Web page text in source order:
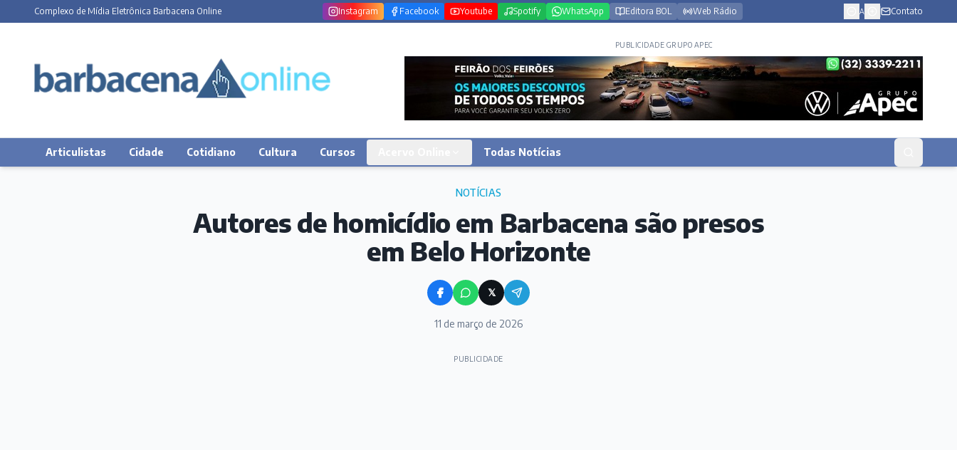
Complexo de Mídia Eletrônica Barbacena Online Instagram Facebook Youtube Spotify WhatsApp Editora BOL Web Rádio A Contato
PUBLICIDADE GRUPO APEC
Articulistas Cidade Cotidiano Cultura Cursos Todas Notícias
NOTÍCIAS
Autores de homicídio em Barbacena são presos
em Belo Horizonte
𝕏
11 de março de 2026
PUBLICIDADE